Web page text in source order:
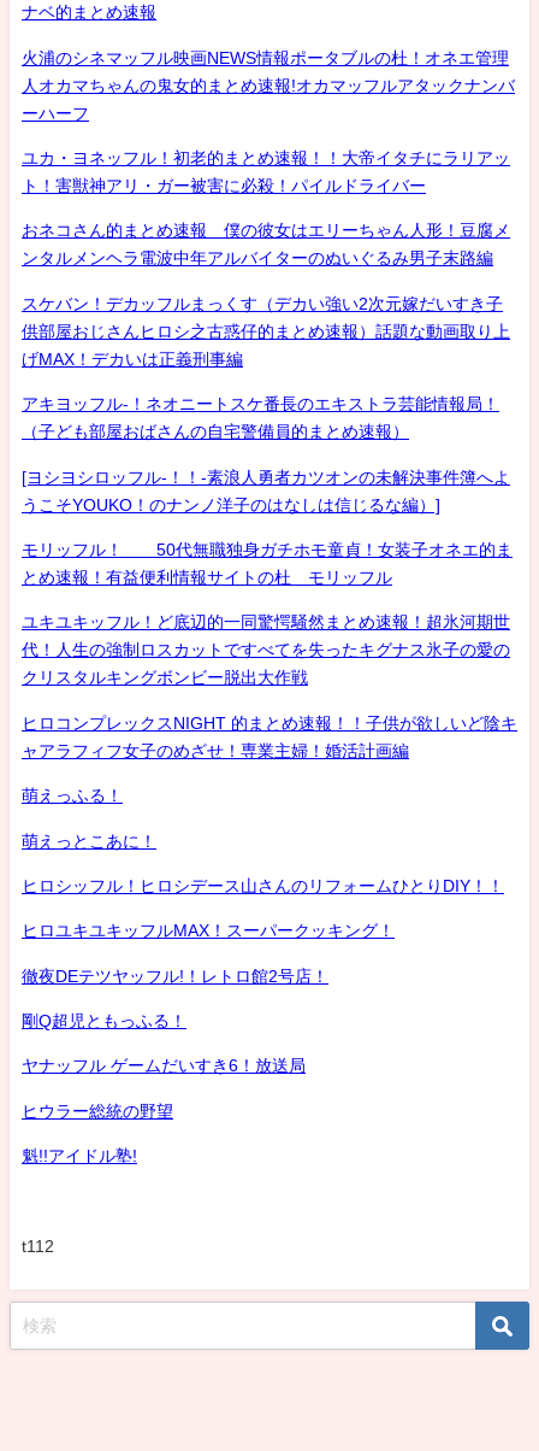
ナベ的まとめ速報
火浦のシネマッフル映画NEWS情報ポータブルの杜！オネエ管理
人オカマちゃんの鬼女的まとめ速報!オカマッフルアタックナンバ
ーハーフ
ユカ・ヨネッフル！初老的まとめ速報！！大帝イタチにラリアッ
ト！害獣神アリ・ガー被害に必殺！パイルドライバー
おネコさん的まとめ速報 僕の彼女はエリーちゃん人形！豆腐メ
ンタルメンヘラ電波中年アルバイターのぬいぐるみ男子末路編
スケバン！デカッフルまっくす（デカい強い2次元嫁だいすき子
供部屋おじさんヒロシ之古惑仔的まとめ速報）話題な動画取り上
げMAX！デカいは正義刑事編
アキヨッフル-！ネオニートスケ番長のエキストラ芸能情報局！
（子ども部屋おばさんの自宅警備員的まとめ速報）
[ヨシヨシロッフル-！！-素浪人勇者カツオンの未解決事件簿へよ
うこそYOUKO！のナンノ洋子のはなしは信じるな編）]
モリッフル！ 50代無職独身ガチホモ童貞！女装子オネエ的ま
とめ速報！有益便利情報サイトの杜 モリッフル
ユキユキッフル！ど底辺的一同驚愕騒然まとめ速報！超氷河期世
代！人生の強制ロスカットですべてを失ったキグナス氷子の愛の
クリスタルキングボンビー脱出大作戦
ヒロコンプレックスNIGHT 的まとめ速報！！子供が欲しいど陰キ
ャアラフィフ女子のめざせ！専業主婦！婚活計画編
萌えっふる！
萌えっとこあに！
ヒロシッフル！ヒロシデース山さんのリフォームひとりDIY！！
ヒロユキユキッフルMAX！スーパークッキング！
徹夜DEテツヤッフル!！レトロ館2号店！
剛Q超児ともっふる！
ヤナッフル ゲームだいすき6！放送局
ヒウラー総統の野望
魁!!アイドル塾!
t112